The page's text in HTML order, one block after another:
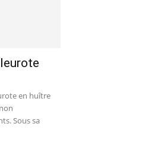
en huître
Sous sa